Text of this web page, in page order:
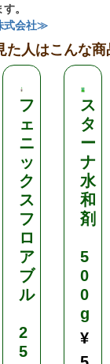
。
式会社≫
た人はこんな
フ
ェ
ニ
ッ
ク
ス
フ
ロ
ア
ブ
ル
2
5
ス
タ
ー
ナ
水
和
剤
5
0
0
g
¥